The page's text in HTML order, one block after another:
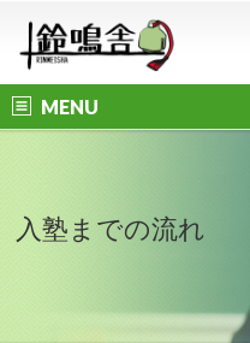
MENU
入塾までの流れ